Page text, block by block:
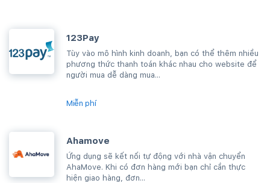
123Pay
Tùy vào mô hình kinh doanh, bạn có thể thêm nhiều
phương thức thanh toán khác nhau cho website để
người mua dễ dàng mua...
Miễn phí
Ahamove
Ứng dụng sẽ kết nối tự động với nhà vận chuyển
AhaMove. Khi có đơn hàng mới bạn chỉ cần thực
hiện giao hàng, đơn...